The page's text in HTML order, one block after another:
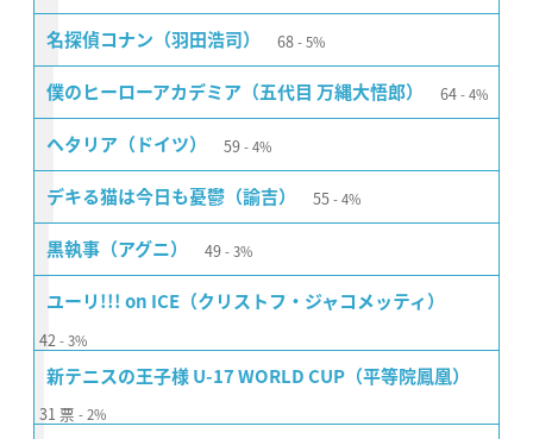
名探偵コナン（羽田浩司） 68 5%
僕のヒーローアカデミア（五代目 万縄大悟郎） 64 4%
ヘタリア（ドイツ） 59 4%
デキる猫は今日も憂鬱（諭吉） 55 4%
黒執事（アグニ） 49 3%
ユーリ!!! on ICE（クリストフ・ジャコメッティ）
42 3%
新テニスの王子様 U-17 WORLD CUP（平等院鳳凰）
31 票 2%